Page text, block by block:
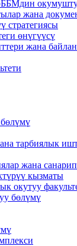
жана
стратегиясы
өнүгүүсү
жана
тарбиялык
жана
кызматы
окутуу
бөлүмү